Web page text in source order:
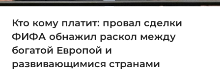
Кто кому платит: провал сделки
ФИФА обнажил раскол между
богатой Европой и
развивающимися странами